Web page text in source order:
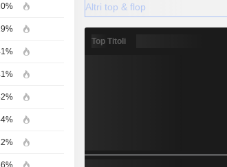
Altri top & flop
Top Titoli